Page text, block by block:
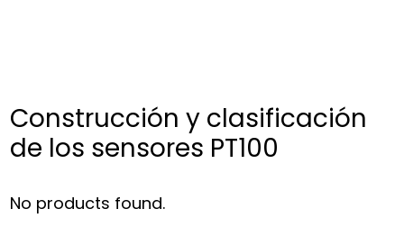
Construcción y clasificación
de los sensores PT100
No products found.